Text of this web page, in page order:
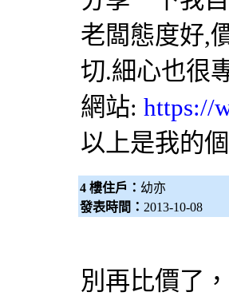
老闆態度好,
切.細心也很
網站: https://
以上是我的
4 樓住戶： 幼亦
發表時間： 2013-10-08
別再比價了